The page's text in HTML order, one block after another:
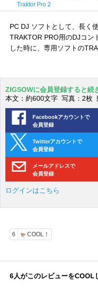
Traktor Pro 2
PC DJ ソフトとして、長く
TRAKTOR PRO用のDJコン
した時に、専用ソフトの
ZIGSOWに会員登録すると続
本文：約600文字 写真：2枚
Facebookアカウントで
会員登録
Twitterアカウントで
会員登録
メールアドレスで
会員登録
ログインはこちら
6 COOL！
6人がこのレビューをCOOL